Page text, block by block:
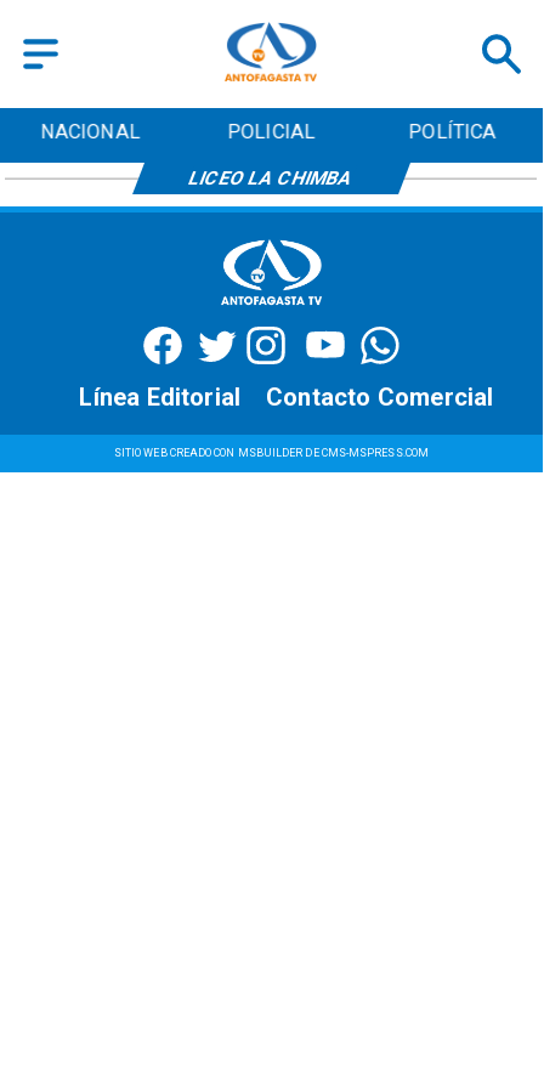
NACIONAL POLICIAL POLÍTICA
LICEO LA CHIMBA
SITIO WEB CREADO CON MSBUILDER DE CMS-MSPRESS.COM
Contacto Comercial
Línea Editorial